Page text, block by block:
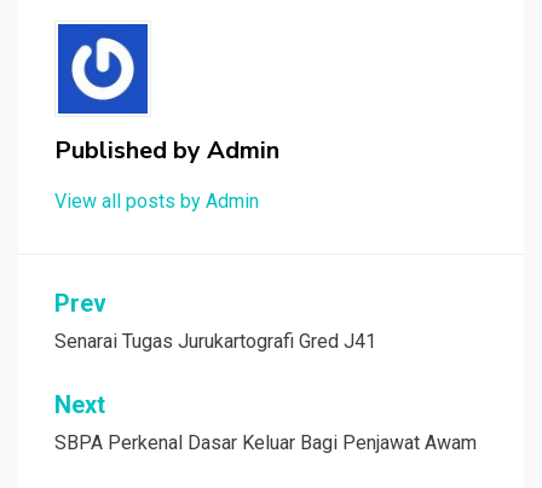
Published byAdmin
View all posts by Admin
Post
navigation
Prev
Senarai Tugas Jurukartografi Gred J41
Next
SBPA Perkenal Dasar Keluar Bagi Penjawat Awam